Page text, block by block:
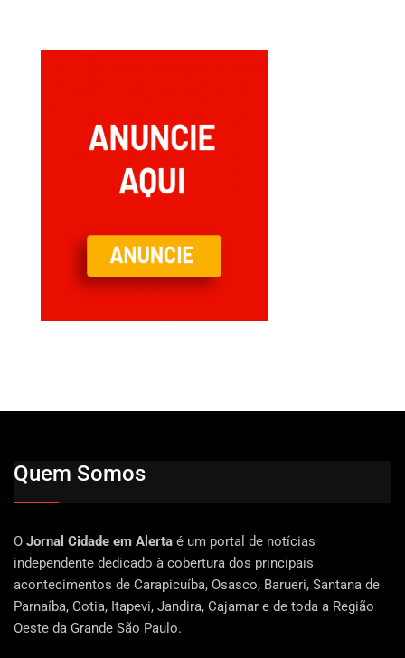
Quem Somos
O Jornal Cidade em Alerta é um portal de notícias
independente dedicado à cobertura dos principais
acontecimentos de Carapicuíba, Osasco, Barueri, Santana de
Parnaíba, Cotia, Itapevi, Jandira, Cajamar e de toda a Região
Oeste da Grande São Paulo.